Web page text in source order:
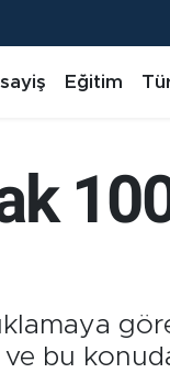
Eğitim
bu